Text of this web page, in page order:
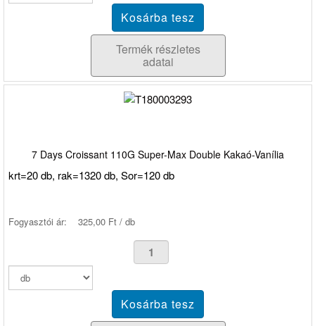
Termék részletes
adatai
7 Days Croissant 110G Super-Max Double Kakaó-Vanília
krt=20 db, rak=1320 db, Sor=120 db
Fogyasztói ár: 325,00 Ft / db